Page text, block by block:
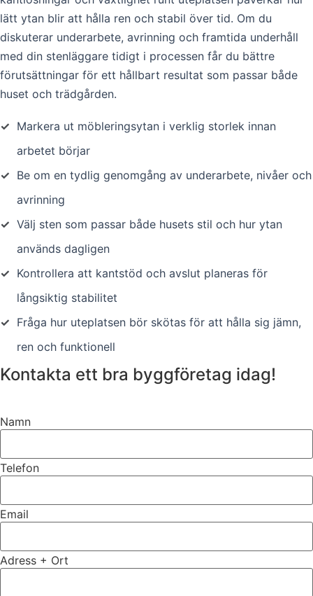
lätt ytan blir att hålla ren och stabil över tid. Om du
diskuterar underarbete, avrinning och framtida underhåll
med din stenläggare tidigt i processen får du bättre
förutsättningar för ett hållbart resultat som passar både
huset och trädgården.
✓ Markera ut möbleringsytan i verklig storlek innan
arbetet börjar
✓ Be om en tydlig genomgång av underarbete, nivåer och
avrinning
✓ Välj sten som passar både husets stil och hur ytan
används dagligen
✓ Kontrollera att kantstöd och avslut planeras för
långsiktig stabilitet
✓ Fråga hur uteplatsen bör skötas för att hålla sig jämn,
ren och funktionell
Kontakta ett bra byggföretag idag!
Namn
Telefon
Email
Adress + Ort